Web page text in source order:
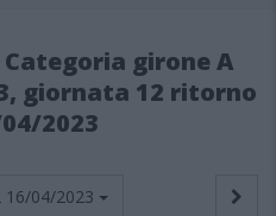
girone A
giornata 12 ritorno
2023
16/04/2023